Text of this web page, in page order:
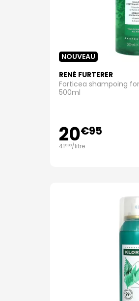
NOUVEAU
RENÉ FURTERER
Forticea shampoing
500ml
20€95
41€90/litre